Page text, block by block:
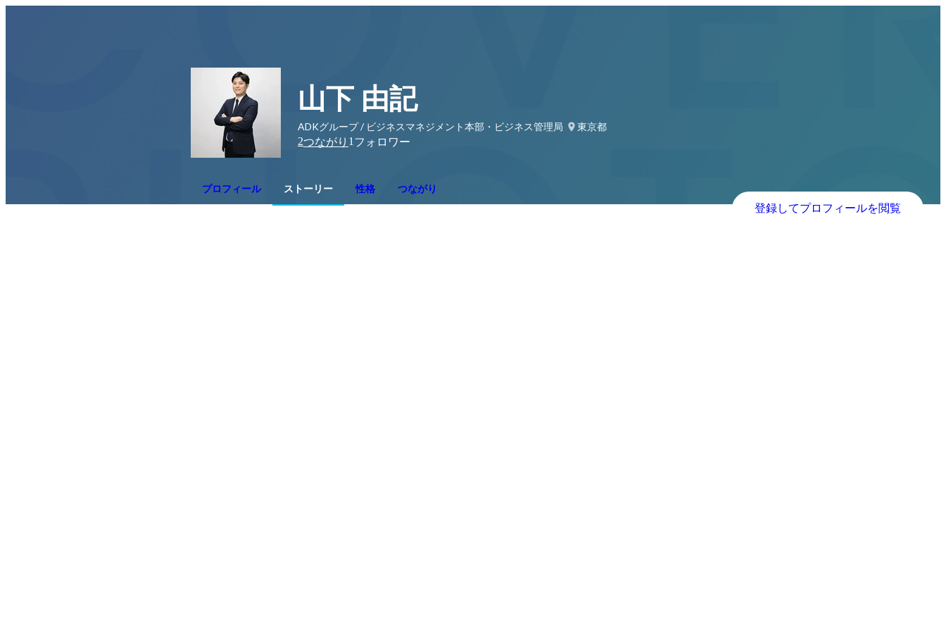
山下 由記
ADKグループ / ビジネスマネジメント本部・ビジネス管理局
東京都
2つながり 1 フォロワー
プロフィール ストーリー 性格 つながり
登録してプロフィールを閲覧